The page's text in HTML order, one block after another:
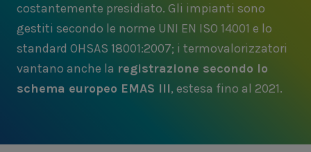
costantemente presidiato. Gli impianti sono
gestiti secondo le norme UNI EN ISO 14001 e lo
standard OHSAS 18001:2007; i termovalorizzatori
vantano anche la registrazione secondo lo
schema europeo EMAS III, estesa fino al 2021.